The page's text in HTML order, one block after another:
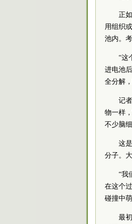
正
用组织
池内。
“这
进电池
全分解
记
物一样
不少脑细
这
分子。
“我
在这个
碰撞中
最